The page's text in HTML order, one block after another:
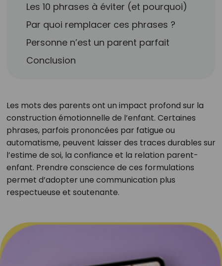
Les 10 phrases à éviter (et pourquoi)
Par quoi remplacer ces phrases ?
Personne n’est un parent parfait
Conclusion
Les mots des parents ont un impact profond sur la
construction émotionnelle de l’enfant. Certaines
phrases, parfois prononcées par fatigue ou
automatisme, peuvent laisser des traces durables sur
l’estime de soi, la confiance et la relation parent-
enfant. Prendre conscience de ces formulations
permet d’adopter une communication plus
respectueuse et soutenante.